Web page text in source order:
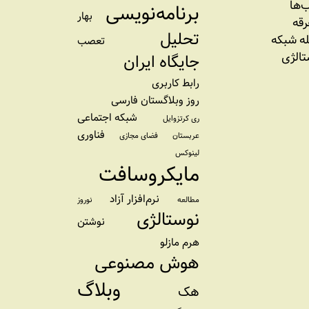
شبکه
برنامه‌نویسی بهار
تحلیل تعصب
جایگاه ایران
رابط کاربری
روز وبلاگستان فارسی
ری کرتزوایل شبکه اجتماعی
عربستان فضای مجازی فناوری
لینوکس
مایکروسافت
مطالعه نرم‌افزار آزاد نوروز
نوستالژی
نوشتن
هرم مازلو
هوش مصنوعی
هک وبلاگ